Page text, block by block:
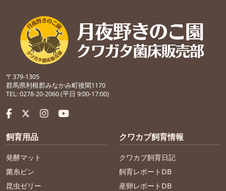
〒379-1305
群馬県利根郡みなかみ町後閑1170
TEL: 0278-20-2060 (平日 9:00-17:00)
飼育用品
発酵マット
菌糸ビン
昆虫ゼリー
クワカブ飼育情報
クワカブ飼育日記
飼育レポートDB
産卵レポートDB